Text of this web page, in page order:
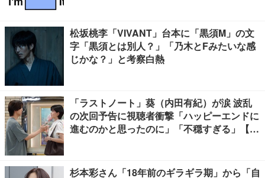
松坂桃李「VIVANT」台本に「黒須M」の文
字「黒須とは別人？」「乃木とFみたいな感
じかな？」と考察白熱
「ラストノート」葵（内田有紀）が涙 波乱
の次回予告に視聴者衝撃「ハッピーエンドに
進むのかと思ったのに」「不穏すぎる」【ネ
杉本彩さん「18年前のギラギラ期」から「自